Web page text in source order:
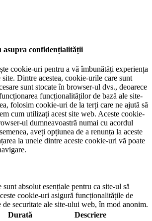
asupra confidențialității
cookie-uri pentru a vă îmbunătăți experiența
Dintre acestea, cookie-urile care sunt
sunt stocate în browser-ul dvs., deoarece
funcționalităților de bază ale site-
folosim cookie-uri de la terți care ne ajută să
cum utilizați acest site web. Aceste cookie-
ul dumneavoastră numai cu acordul
aveți opțiunea de a renunța la aceste
la unele dintre aceste cookie-uri vă poate
absolut esențiale pentru ca site-ul să
cookie-uri asigură funcționalitățile de
de securitate ale site-ului web, în mod anonim.
Durată Descriere